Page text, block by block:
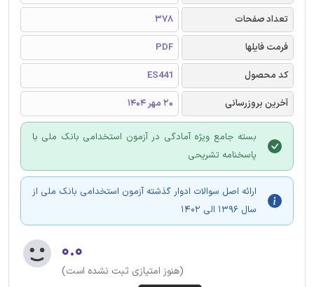
تعداد صفحات
378
فرمت فایلها
PDF
کد محصول
ES441
آخرین بروزرسانی
20 مهر 1404
بسته جامع ویژه آمادگی در آزمون استخدامی بانک ملی با
پاسخنامه تشریحی
ارائه اصل سوالات ادوار گذشته آزمون استخدامی بانک ملی از
سال 1396 الی 1402
۰.۰
(هنوز امتیازی ثبت نشده است)